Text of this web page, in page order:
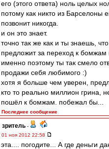
его (этого ответа) ноль целых
потому как никто из Барселоны
позвонит никогда.
и он это знает.
точно так же как и ты знаешь,
предложит за переход к бомжам
именно поэтому ты так смело
продажи себя любимого :)
хотя я больше чем уверен,
кто то реально миллион грина,
пошёл к бомжам. побежал бы...
Последнее сообщение
зpитель -
01 ноя 2012 22:58
эта.... погодите... А где деньги